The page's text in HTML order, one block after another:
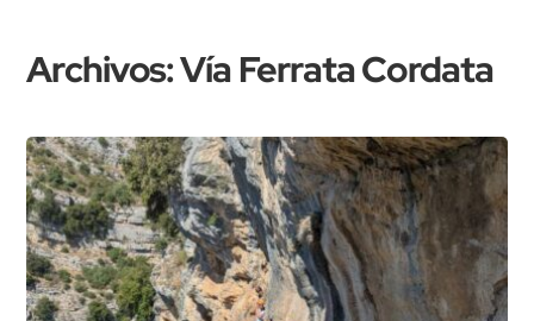
contenido
Archivos:Vía Ferrata Cordata